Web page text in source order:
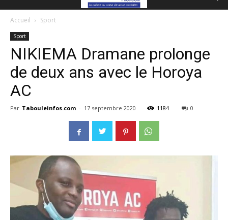
Accueil Sport
Sport
NIKIEMA Dramane prolonge
de deux ans avec le Horoya
AC
Par Tabouleinfos.com - 17 septembre 2020 1184 0